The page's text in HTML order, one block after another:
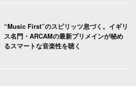
“Music First”のスピリッツ息づく。イギリ
ス名門・ARCAMの最新プリメインが秘め
るスマートな音楽性を聴く